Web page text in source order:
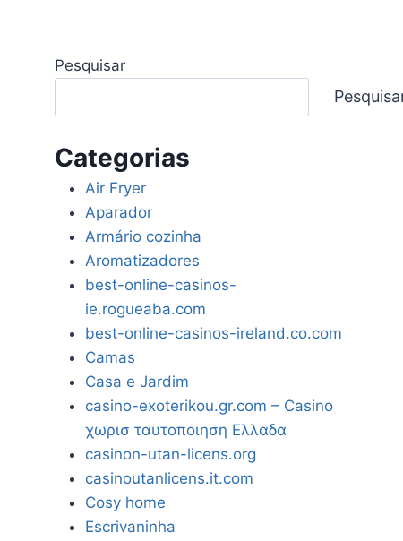
Pesquisar
Categorias
Air Fryer
Aparador
Armário cozinha
Aromatizadores
best-online-casinos-
ie.rogueaba.com
best-online-casinos-ireland.co.com
Camas
Casa e Jardim
casino-exoterikou.gr.com – Casino
χωρισ ταυτοποιηση Ελλαδα
casinon-utan-licens.org
casinoutanlicens.it.com
Cosy home
Escrivaninha